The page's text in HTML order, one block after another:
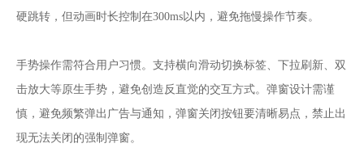
硬跳转，但动画时长控制在300ms以内，避免拖慢操作节奏。
手势操作需符合用户习惯。支持横向滑动切换标签、下拉刷新、双
击放大等原生手势，避免创造反直觉的交互方式。弹窗设计需谨
慎，避免频繁弹出广告与通知，弹窗关闭按钮要清晰易点，禁止出
现无法关闭的强制弹窗。